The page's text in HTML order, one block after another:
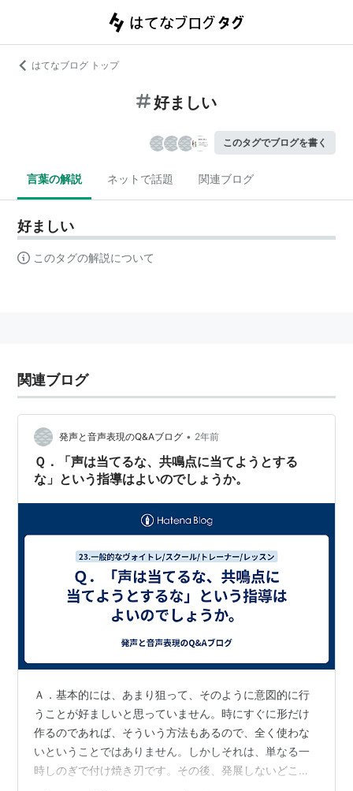
はてなブログ トップ
好ましい
このタグでブログを書く
言葉の解説 ネットで話題 関連ブログ
好ましい
このタグの解説について
関連ブログ
発声と音声表現のQ&Aブログ • 2年前
Ｑ．「声は当てるな、共鳴点に当てようとする
な」という指導はよいのでしょうか。
Ａ．基本的には、あまり狙って、そのように意図的に行
うことが好ましいと思っていません。時にすぐに形だけ
作るのであれば、そういう方法もあるので、全く使わな
いということではありません。しかしそれは、単なる一
時しのぎで付け焼き刃です。その後、発展しないどころ